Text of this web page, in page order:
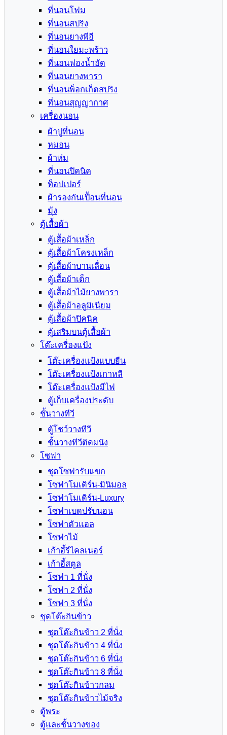
ที่นอนโฟม
ที่นอนสปริง
ที่นอนยางพีอี
ที่นอนใยมะพร้าว
ที่นอนฟองน้ำอัด
ที่นอนยางพารา
ที่นอนพ็อกเก็ตสปริง
ที่นอนสุญญากาศ
เครื่องนอน
ผ้าปูที่นอน
หมอน
ผ้าห่ม
ที่นอนปิคนิค
ท็อปเปอร์
ผ้ารองกันเปื้อนที่นอน
มุ้ง
ตู้เสื้อผ้า
ตู้เสื้อผ้าเหล็ก
ตู้เสื้อผ้าโครงเหล็ก
ตู้เสื้อผ้าบานเลื่อน
ตู้เสื้อผ้าเด็ก
ตู้เสื้อผ้าไม้ยางพารา
ตู้เสื้อผ้าอลูมิเนียม
ตู้เสื้อผ้าปิคนิค
ตู้เสริมบนตู้เสื้อผ้า
โต๊ะเครื่องแป้ง
โต๊ะเครื่องแป้งแบบยืน
โต๊ะเครื่องแป้งเกาหลี
โต๊ะเครื่องแป้งมีไฟ
ตู้เก็บเครื่องประดับ
ชั้นวางทีวี
ตู้โชว์วางทีวี
ชั้นวางทีวีติดผนัง
โซฟา
ชุดโซฟารับแขก
โซฟาโมเดิร์น-มินิมอล
โซฟาโมเดิร์น-Luxury
โซฟาเบดปรับนอน
โซฟาตัวแอล
โซฟาไม้
เก้าอี้รีไคลเนอร์
เก้าอี้สตูล
โซฟา 1 ที่นั่ง
โซฟา 2 ที่นั่ง
โซฟา 3 ที่นั่ง
ชุดโต๊ะกินข้าว
ชุดโต๊ะกินข้าว 2 ที่นั่ง
ชุดโต๊ะกินข้าว 4 ที่นั่ง
ชุดโต๊ะกินข้าว 6 ที่นั่ง
ชุดโต๊ะกินข้าว 8 ที่นั่ง
ชุดโต๊ะกินข้าวกลม
ชุดโต๊ะกินข้าวไม้จริง
ตู้พระ
ตู้และชั้นวางของ